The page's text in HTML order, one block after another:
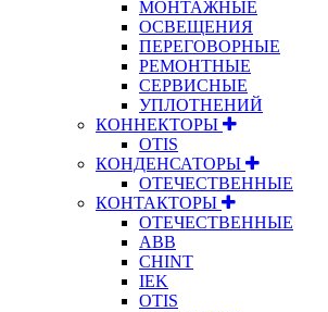
МОНТАЖНЫЕ
ОСВЕЩЕНИЯ
ПЕРЕГОВОРНЫЕ
РЕМОНТНЫЕ
СЕРВИСНЫЕ
УПЛОТНЕНИЙ
КОННЕКТОРЫ
OTIS
КОНДЕНСАТОРЫ
ОТЕЧЕСТВЕННЫЕ
КОНТАКТОРЫ
ОТЕЧЕСТВЕННЫЕ
ABB
CHINT
IEK
OTIS